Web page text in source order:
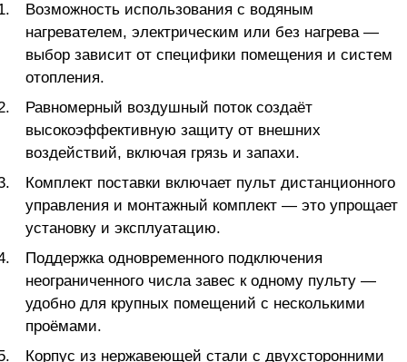
Возможность использования с водяным
нагревателем, электрическим или без нагрева —
выбор зависит от специфики помещения и систем
отопления.
Равномерный воздушный поток создаёт
высокоэффективную защиту от внешних
воздействий, включая грязь и запахи.
Комплект поставки включает пульт дистанционного
управления и монтажный комплект — это упрощает
установку и эксплуатацию.
Поддержка одновременного подключения
неограниченного числа завес к одному пульту —
удобно для крупных помещений с несколькими
проёмами.
Корпус из нержавеющей стали с двухсторонними